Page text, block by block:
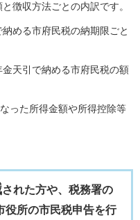
徴収方法ごとの内訳です。
める市府民税の納期限ごと
金天引で納める市府民税の額
った所得金額や所得控除等
された方や、税務署の
役所の市民税申告を行